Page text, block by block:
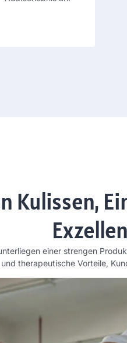
Kulissen,
einer strengen
therapeutische Vorteile,